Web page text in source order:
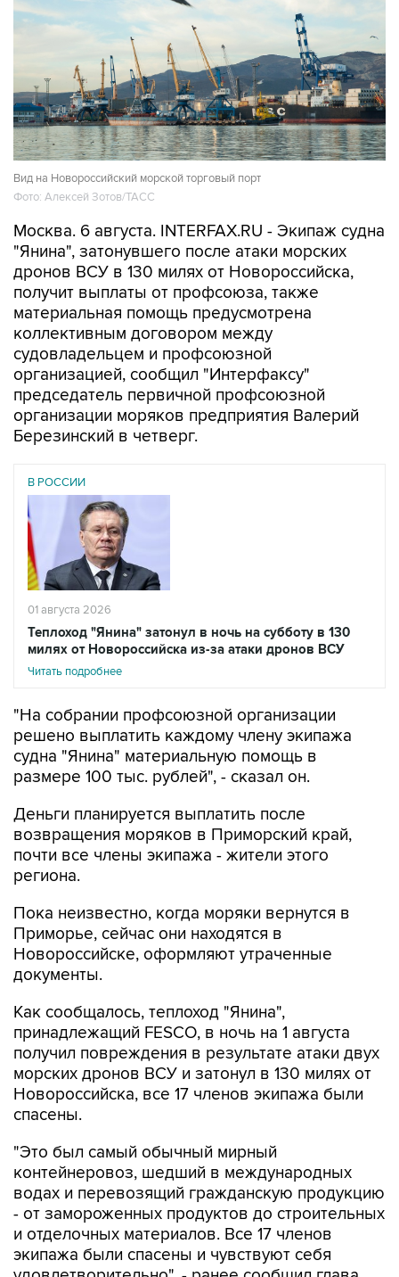
Вид на Новороссийский морской торговый порт
Фото: Алексей Зотов/ТАСС
Москва. 6 августа. INTERFAX.RU - Экипаж судна
"Янина", затонувшего после атаки морских
дронов ВСУ в 130 милях от Новороссийска,
получит выплаты от профсоюза, также
материальная помощь предусмотрена
коллективным договором между
судовладельцем и профсоюзной
организацией, сообщил "Интерфаксу"
председатель первичной профсоюзной
организации моряков предприятия Валерий
Березинский в четверг.
В РОССИИ
01 августа 2026
Теплоход "Янина" затонул в ночь на субботу в 130
милях от Новороссийска из-за атаки дронов ВСУ
Читать подробнее
"На собрании профсоюзной организации
решено выплатить каждому члену экипажа
судна "Янина" материальную помощь в
размере 100 тыс. рублей", - сказал он.
Деньги планируется выплатить после
возвращения моряков в Приморский край,
почти все члены экипажа - жители этого
региона.
Пока неизвестно, когда моряки вернутся в
Приморье, сейчас они находятся в
Новороссийске, оформляют утраченные
документы.
Как сообщалось, теплоход "Янина",
принадлежащий FESCO, в ночь на 1 августа
получил повреждения в результате атаки двух
морских дронов ВСУ и затонул в 130 милях от
Новороссийска, все 17 членов экипажа были
спасены.
"Это был самый обычный мирный
контейнеровоз, шедший в международных
водах и перевозящий гражданскую продукцию
- от замороженных продуктов до строительных
и отделочных материалов. Все 17 членов
экипажа были спасены и чувствуют себя